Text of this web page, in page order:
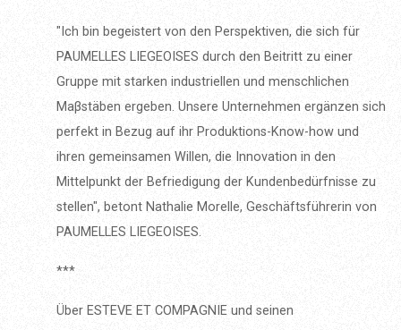
"Ich bin begeistert von den Perspektiven, die sich für
PAUMELLES LIEGEOISES durch den Beitritt zu einer
Gruppe mit starken industriellen und menschlichen
Maβstäben ergeben. Unsere Unternehmen ergänzen sich
perfekt in Bezug auf ihr Produktions-Know-how und
ihren gemeinsamen Willen, die Innovation in den
Mittelpunkt der Befriedigung der Kundenbedürfnisse zu
stellen", betont Nathalie Morelle, Geschäftsführerin von
PAUMELLES LIEGEOISES.
***
Über ESTEVE ET COMPAGNIE und seinen